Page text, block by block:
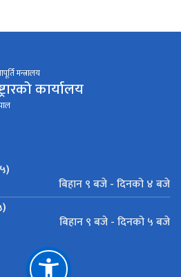
मन्त्रालय
कार्यालय
बिहान ९ बजे - दिनको ४ बजे
बिहान ९ बजे - दिनको ५ बजे